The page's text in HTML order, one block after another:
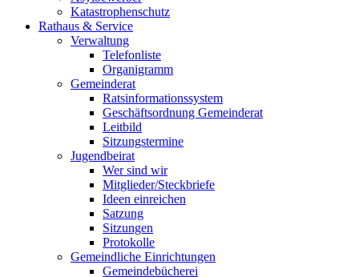
Katastrophenschutz
Rathaus & Service
Verwaltung
Telefonliste
Organigramm
Gemeinderat
Ratsinformationssystem
Geschäftsordnung Gemeinderat
Leitbild
Sitzungstermine
Jugendbeirat
Wer sind wir
Mitglieder/Steckbriefe
Ideen einreichen
Satzung
Sitzungen
Protokolle
Gemeindliche Einrichtungen
Gemeindebücherei